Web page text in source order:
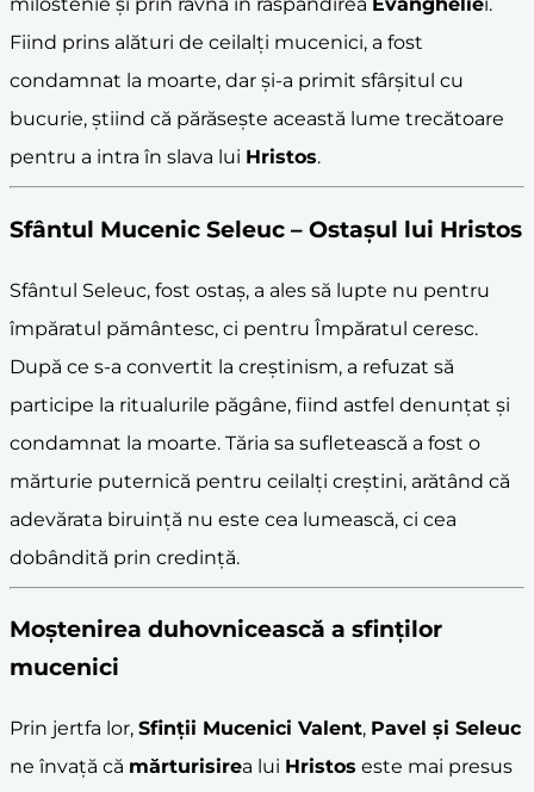
Fiind prins alături de ceilalți mucenici, a fost
condamnat la moarte, dar și-a primit sfârșitul cu
bucurie, știind că părăsește această lume trecătoare
pentru a intra în slava lui Hristos.
Sfântul Mucenic Seleuc – Ostașul lui Hristos
Sfântul Seleuc, fost ostaș, a ales să lupte nu pentru
împăratul pământesc, ci pentru Împăratul ceresc.
După ce s-a convertit la creștinism, a refuzat să
participe la ritualurile păgâne, fiind astfel denunțat și
condamnat la moarte. Tăria sa sufletească a fost o
mărturie puternică pentru ceilalți creștini, arătând că
adevărata biruință nu este cea lumească, ci cea
dobândită prin credință.
Moștenirea duhovnicească a sfinților
mucenici
Prin jertfa lor, Sfinții Mucenici Valent, Pavel și Seleuc
ne învață că mărturisirea lui Hristos este mai presus